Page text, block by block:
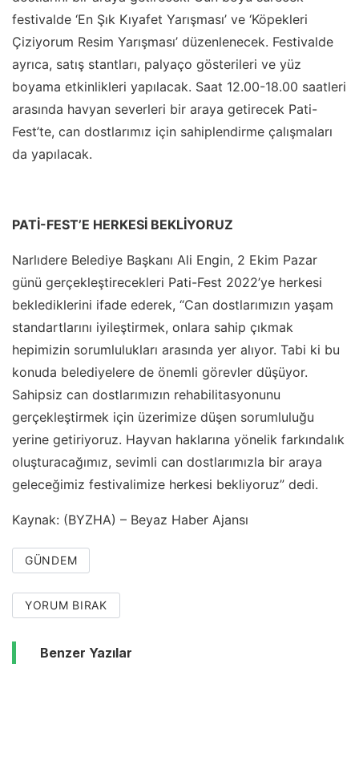
festivalde ‘En Şık Kıyafet Yarışması’ ve ‘Köpekleri
Çiziyorum Resim Yarışması’ düzenlenecek. Festivalde
ayrıca, satış stantları, palyaço gösterileri ve yüz
boyama etkinlikleri yapılacak. Saat 12.00-18.00 saatleri
arasında havyan severleri bir araya getirecek Pati-
Fest’te, can dostlarımız için sahiplendirme çalışmaları
da yapılacak.
PATİ-FEST’E HERKESİ BEKLİYORUZ
Narlıdere Belediye Başkanı Ali Engin, 2 Ekim Pazar
günü gerçekleştirecekleri Pati-Fest 2022’ye herkesi
beklediklerini ifade ederek, “Can dostlarımızın yaşam
standartlarını iyileştirmek, onlara sahip çıkmak
hepimizin sorumlulukları arasında yer alıyor. Tabi ki bu
konuda belediyelere de önemli görevler düşüyor.
Sahipsiz can dostlarımızın rehabilitasyonunu
gerçekleştirmek için üzerimize düşen sorumluluğu
yerine getiriyoruz. Hayvan haklarına yönelik farkındalık
oluşturacağımız, sevimli can dostlarımızla bir araya
geleceğimiz festivalimize herkesi bekliyoruz” dedi.
Kaynak: (BYZHA) – Beyaz Haber Ajansı
GÜNDEM
YORUM BIRAK
Benzer Yazılar